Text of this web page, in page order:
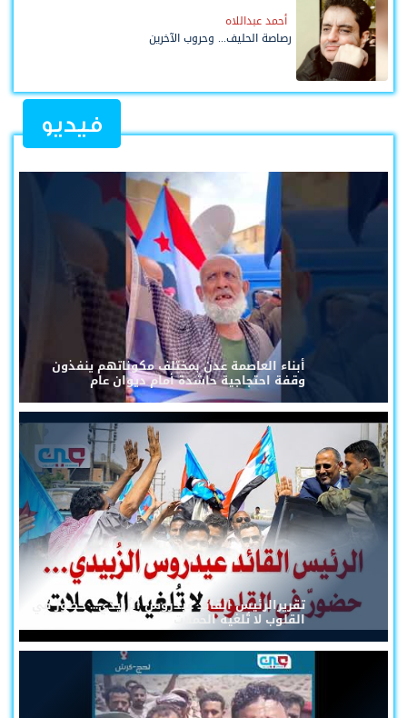
أحمد عبداللاه
رصاصة الحليف... وحروب الآخرين
فيديو
أبناء العاصمة عدن بمختلف مكوناتهم ينفذون
وقفة احتجاجية حاشدة أمام ديوان عام
تقريرالرئيس القائد عيدروس الزُبيدي... حضورٌ في
القلوب لا تُلغيه الحملات